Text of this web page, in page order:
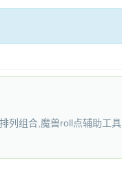
列组合,魔兽roll点辅助工具,